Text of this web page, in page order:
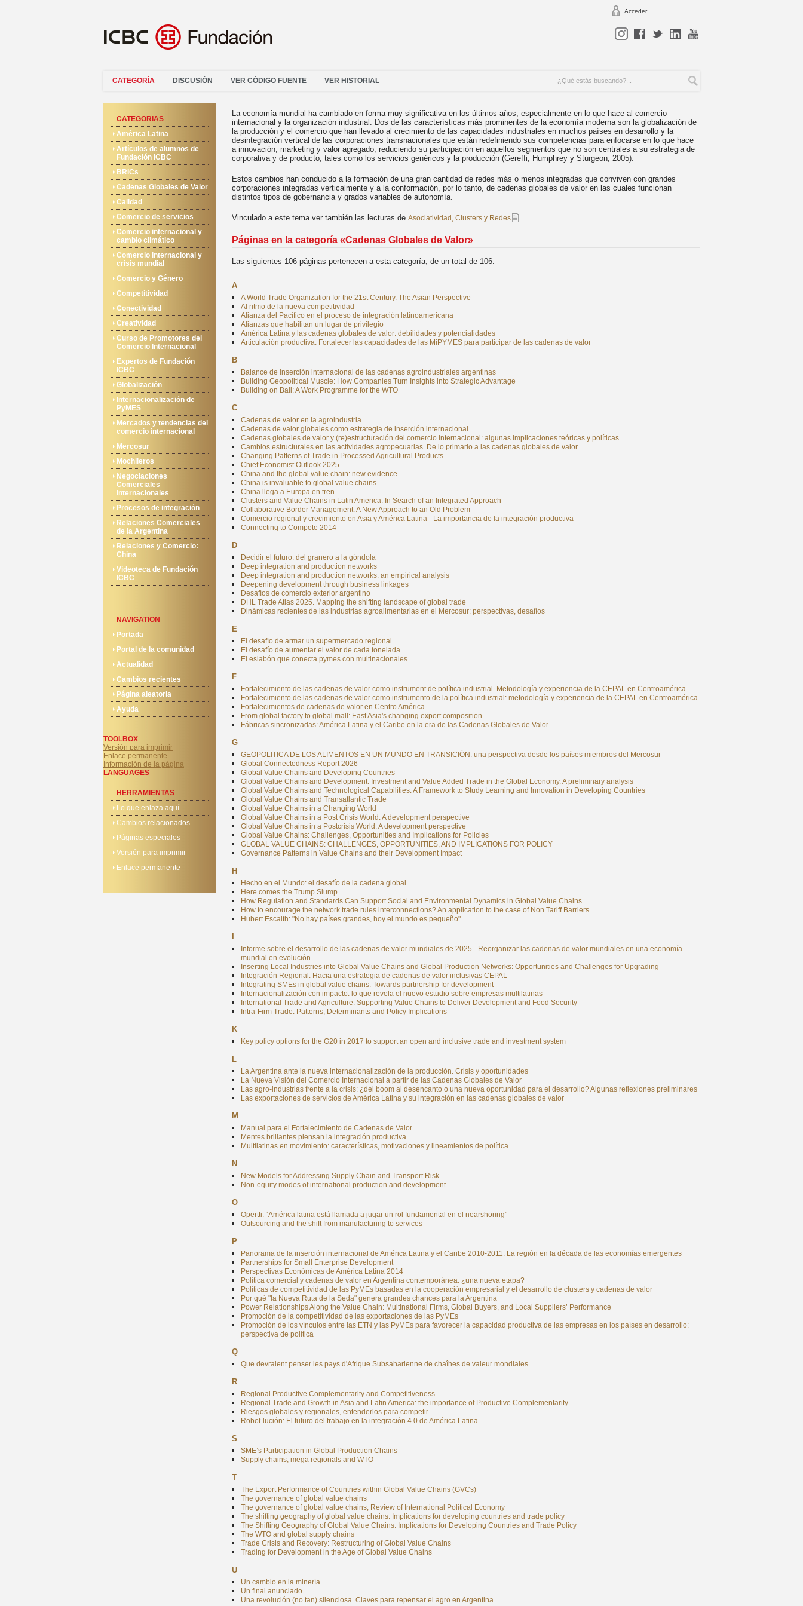
Acceder
CATEGORÍA DISCUSIÓN VER CÓDIGO FUENTE VER HISTORIAL
CATEGORIAS
América Latina
Artículos de alumnos de
Fundación ICBC
BRICs
Cadenas Globales de Valor
Calidad
Comercio de servicios
Comercio internacional y
cambio climático
Comercio internacional y
crisis mundial
Comercio y Género
Competitividad
Conectividad
Creatividad
Curso de Promotores del
Comercio Internacional
Expertos de Fundación
ICBC
Globalización
Internacionalización de
PyMES
Mercados y tendencias del
comercio internacional
Mercosur
Mochileros
Negociaciones
Comerciales
Internacionales
Procesos de integración
Relaciones Comerciales
de la Argentina
Relaciones y Comercio:
China
Videoteca de Fundación
ICBC
NAVIGATION
Portada
Portal de la comunidad
Actualidad
Cambios recientes
Página aleatoria
Ayuda
TOOLBOX
Versión para imprimir
Enlace permanente
Información de la página
LANGUAGES
HERRAMIENTAS
Lo que enlaza aquí
Cambios relacionados
Páginas especiales
Versión para imprimir
Enlace permanente
La economía mundial ha cambiado en forma muy significativa en los últimos años, especialmente en lo que hace al comercio
internacional y la organización industrial. Dos de las características más prominentes de la economía moderna son la globalización de
la producción y el comercio que han llevado al crecimiento de las capacidades industriales en muchos países en desarrollo y la
desintegración vertical de las corporaciones transnacionales que están redefiniendo sus competencias para enfocarse en lo que hace
a innovación, marketing y valor agregado, reduciendo su participación en aquellos segmentos que no son centrales a su estrategia de
corporativa y de producto, tales como los servicios genéricos y la producción (Gereffi, Humphrey y Sturgeon, 2005).
Estos cambios han conducido a la formación de una gran cantidad de redes más o menos integradas que conviven con grandes
corporaciones integradas verticalmente y a la conformación, por lo tanto, de cadenas globales de valor en las cuales funcionan
distintos tipos de gobernancia y grados variables de autonomía.
Vinculado a este tema ver también las lecturas de Asociatividad, Clusters y Redes .
Páginas en la categoría «Cadenas Globales de Valor»
Las siguientes 106 páginas pertenecen a esta categoría, de un total de 106.
A
A World Trade Organization for the 21st Century. The Asian Perspective
Al ritmo de la nueva competitividad
Alianza del Pacífico en el proceso de integración latinoamericana
Alianzas que habilitan un lugar de privilegio
América Latina y las cadenas globales de valor: debilidades y potencialidades
Articulación productiva: Fortalecer las capacidades de las MiPYMES para participar de las cadenas de valor
B
Balance de inserción internacional de las cadenas agroindustriales argentinas
Building Geopolitical Muscle: How Companies Turn Insights into Strategic Advantage
Building on Bali: A Work Programme for the WTO
C
Cadenas de valor en la agroindustria
Cadenas de valor globales como estrategia de inserción internacional
Cadenas globales de valor y (re)estructuración del comercio internacional: algunas implicaciones teóricas y políticas
Cambios estructurales en las actividades agropecuarias. De lo primario a las cadenas globales de valor
Changing Patterns of Trade in Processed Agricultural Products
Chief Economist Outlook 2025
China and the global value chain: new evidence
China is invaluable to global value chains
China llega a Europa en tren
Clusters and Value Chains in Latin America: In Search of an Integrated Approach
Collaborative Border Management: A New Approach to an Old Problem
Comercio regional y crecimiento en Asia y América Latina - La importancia de la integración productiva
Connecting to Compete 2014
D
Decidir el futuro: del granero a la góndola
Deep integration and production networks
Deep integration and production networks: an empirical analysis
Deepening development through business linkages
Desafíos de comercio exterior argentino
DHL Trade Atlas 2025. Mapping the shifting landscape of global trade
Dinámicas recientes de las industrias agroalimentarias en el Mercosur: perspectivas, desafíos
E
El desafío de armar un supermercado regional
El desafío de aumentar el valor de cada tonelada
El eslabón que conecta pymes con multinacionales
F
Fortalecimiento de las cadenas de valor como instrument de política industrial. Metodología y experiencia de la CEPAL en Centroamérica.
Fortalecimiento de las cadenas de valor como instrumento de la política industrial: metodología y experiencia de la CEPAL en Centroamérica
Fortalecimientos de cadenas de valor en Centro América
From global factory to global mall: East Asia's changing export composition
Fábricas sincronizadas: América Latina y el Caribe en la era de las Cadenas Globales de Valor
G
GEOPOLITICA DE LOS ALIMENTOS EN UN MUNDO EN TRANSICIÓN: una perspectiva desde los países miembros del Mercosur
Global Connectedness Report 2026
Global Value Chains and Developing Countries
Global Value Chains and Development. Investment and Value Added Trade in the Global Economy. A preliminary analysis
Global Value Chains and Technological Capabilities: A Framework to Study Learning and Innovation in Developing Countries
Global Value Chains and Transatlantic Trade
Global Value Chains in a Changing World
Global Value Chains in a Post Crisis World. A development perspective
Global Value Chains in a Postcrisis World. A development perspective
Global Value Chains: Challenges, Opportunities and Implications for Policies
GLOBAL VALUE CHAINS: CHALLENGES, OPPORTUNITIES, AND IMPLICATIONS FOR POLICY
Governance Patterns in Value Chains and their Development Impact
H
Hecho en el Mundo: el desafío de la cadena global
Here comes the Trump Slump
How Regulation and Standards Can Support Social and Environmental Dynamics in Global Value Chains
How to encourage the network trade rules interconnections? An application to the case of Non Tariff Barriers
Hubert Escaith: "No hay países grandes, hoy el mundo es pequeño"
Informe sobre el desarrollo de las cadenas de valor mundiales de 2025 - Reorganizar las cadenas de valor mundiales en una economía
mundial en evolución
Inserting Local Industries into Global Value Chains and Global Production Networks: Opportunities and Challenges for Upgrading
Integración Regional. Hacia una estrategia de cadenas de valor inclusivas CEPAL
Integrating SMEs in global value chains. Towards partnership for development
Internacionalización con impacto: lo que revela el nuevo estudio sobre empresas multilatinas
International Trade and Agriculture: Supporting Value Chains to Deliver Development and Food Security
Intra-Firm Trade: Patterns, Determinants and Policy Implications
K
Key policy options for the G20 in 2017 to support an open and inclusive trade and investment system
L
La Argentina ante la nueva internacionalización de la producción. Crisis y oportunidades
La Nueva Visión del Comercio Internacional a partir de las Cadenas Globales de Valor
Las agro-industrias frente a la crisis: ¿del boom al desencanto o una nueva oportunidad para el desarrollo? Algunas reflexiones preliminares
Las exportaciones de servicios de América Latina y su integración en las cadenas globales de valor
M
Manual para el Fortalecimiento de Cadenas de Valor
Mentes brillantes piensan la integración productiva
Multilatinas en movimiento: características, motivaciones y lineamientos de política
N
New Models for Addressing Supply Chain and Transport Risk
Non-equity modes of international production and development
O
Opertti: “América latina está llamada a jugar un rol fundamental en el nearshoring”
Outsourcing and the shift from manufacturing to services
P
Panorama de la inserción internacional de América Latina y el Caribe 2010-2011. La región en la década de las economías emergentes
Partnerships for Small Enterprise Development
Perspectivas Económicas de América Latina 2014
Política comercial y cadenas de valor en Argentina contemporánea: ¿una nueva etapa?
Políticas de competitividad de las PyMEs basadas en la cooperación empresarial y el desarrollo de clusters y cadenas de valor
Por qué "la Nueva Ruta de la Seda" genera grandes chances para la Argentina
Power Relationships Along the Value Chain: Multinational Firms, Global Buyers, and Local Suppliers’ Performance
Promoción de la competitividad de las exportaciones de las PyMEs
Promoción de los vínculos entre las ETN y las PyMEs para favorecer la capacidad productiva de las empresas en los países en desarrollo:
perspectiva de política
Q
Que devraient penser les pays d'Afrique Subsaharienne de chaînes de valeur mondiales
R
Regional Productive Complementarity and Competitiveness
Regional Trade and Growth in Asia and Latin America: the importance of Productive Complementarity
Riesgos globales y regionales, entenderlos para competir
Robot-lución: El futuro del trabajo en la integración 4.0 de América Latina
S
SME’s Participation in Global Production Chains
Supply chains, mega regionals and WTO
T
The Export Performance of Countries within Global Value Chains (GVCs)
The governance of global value chains
The governance of global value chains, Review of International Political Economy
The shifting geography of global value chains: Implications for developing countries and trade policy
The Shifting Geography of Global Value Chains: Implications for Developing Countries and Trade Policy
The WTO and global supply chains
Trade Crisis and Recovery: Restructuring of Global Value Chains
Trading for Development in the Age of Global Value Chains
U
Un cambio en la minería
Un final anunciado
Una revolución (no tan) silenciosa. Claves para repensar el agro en Argentina